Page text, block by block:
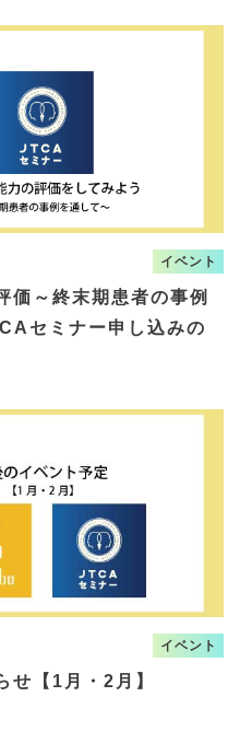
イベント
価～終末期患者の事例
セミナー申し込みの
イベント
せ【1月・2月】